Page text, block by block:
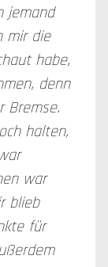
jemand
mir die
habe,
denn
Bremse.
halten,
war
blieb
für